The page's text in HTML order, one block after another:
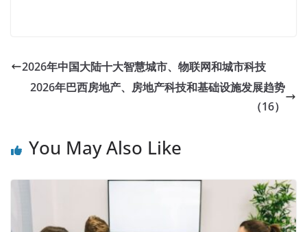
2026年中国大陆十大智慧城市、物联网和城市科技
2026年巴西房地产、房地产科技和基础设施发展趋势
（16）
You May Also Like